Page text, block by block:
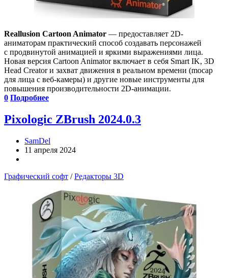
Reallusion Cartoon Animator — предоставляет 2D-
аниматорам практический способ создавать персонажей
с продвинутой анимацией и яркими выражениями лица.
Новая версия Cartoon Animator включает в себя Smart IK, 3D
Head Creator и захват движения в реальном времени (mocap
для лица с веб-камеры) и другие новые инструменты для
повышения производительности 2D-анимации.
0 Подробнее
Pixologic ZBrush 2024.0.3
SamDel
11 апреля 2024
Графический софт /Редакторы 3D